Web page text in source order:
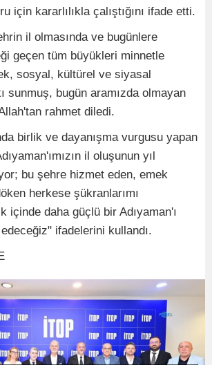
için kararlılıkla çalıştığını ifade etti.
il olmasında ve bugünlere
geçen tüm büyükleri minnetle
sosyal, kültürel ve siyasal
sunmuş, bugün aramızda olmayan
rahmet diledi.
birlik ve dayanışma vurgusu yapan
il oluşunun yıl
bu şehre hizmet eden, emek
herkese şükranlarımı
içinde daha güçlü bir Adıyaman'ı
ifadelerini kullandı.